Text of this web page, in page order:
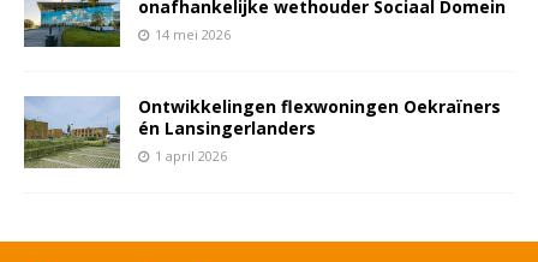
onafhankelijke wethouder Sociaal Domein
14 mei 2026
Ontwikkelingen flexwoningen Oekraïners
én Lansingerlanders
1 april 2026